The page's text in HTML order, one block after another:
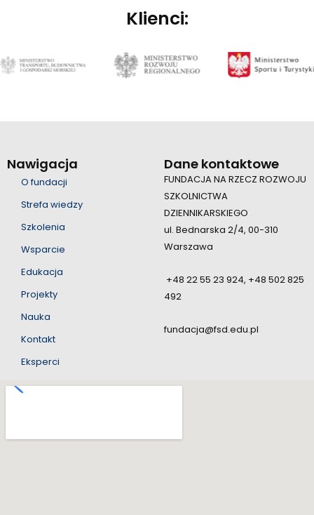
Klienci:
Nawigacja
O fundacji
Strefa wiedzy
Szkolenia
Wsparcie
Edukacja
Projekty
Nauka
Kontakt
Eksperci
Dane kontaktowe
FUNDACJA NA RZECZ ROZWOJU
SZKOLNICTWA
DZIENNIKARSKIEGO
ul. Bednarska 2/4, 00-310
Warszawa
+48 22 55 23 924, +48 502 825
492
fundacja@fsd.edu.pl